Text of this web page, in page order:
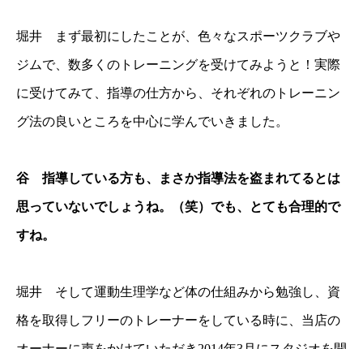
堀井 まず最初にしたことが、色々なスポーツクラブや
ジムで、数多くのトレーニングを受けてみようと！実際
に受けてみて、指導の仕方から、それぞれのトレーニン
グ法の良いところを中心に学んでいきました。
谷 指導している方も、まさか指導法を盗まれてるとは
思っていないでしょうね。（笑）でも、とても合理的で
すね。
堀井 そして運動生理学など体の仕組みから勉強し、資
格を取得しフリーのトレーナーをしている時に、当店の